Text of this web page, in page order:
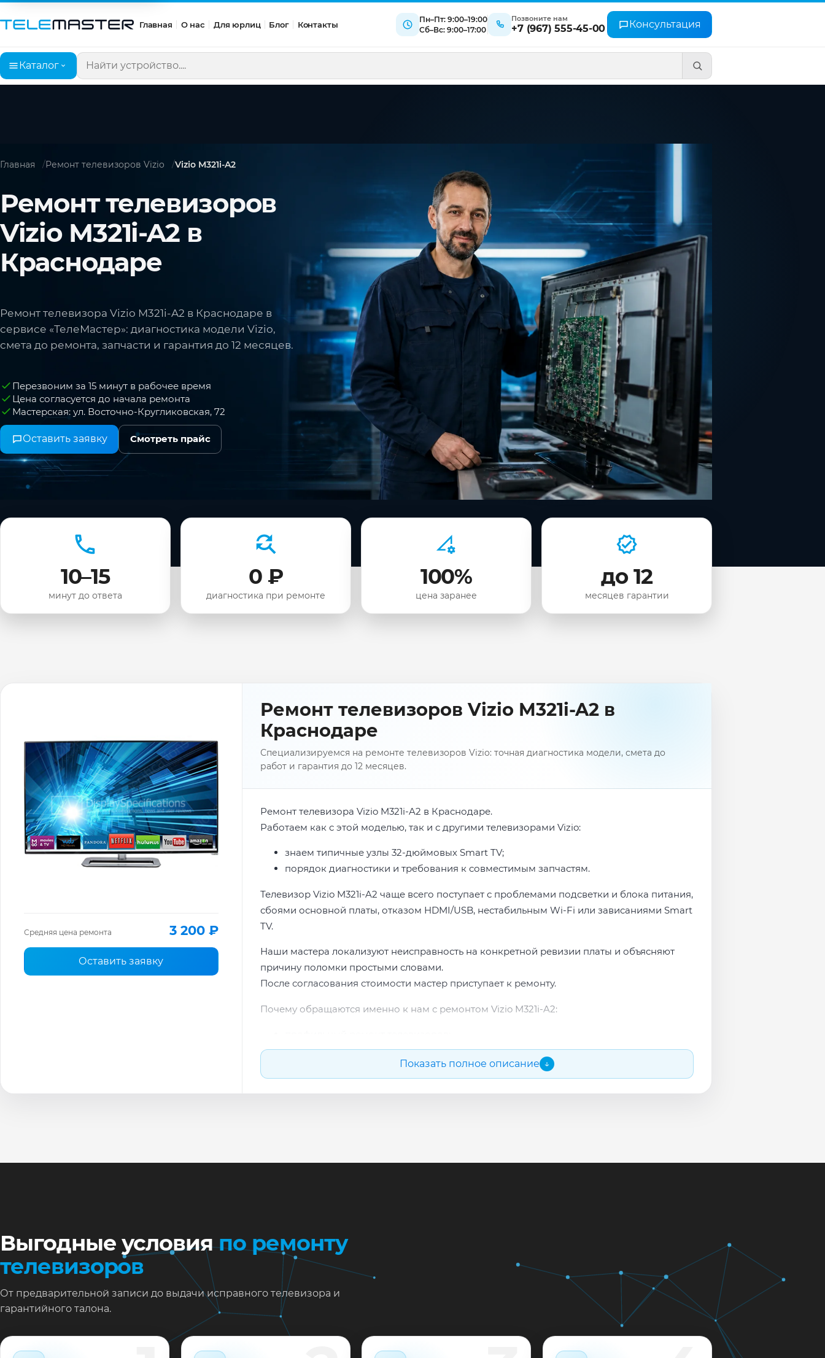
Главная О нас Для юрлиц Блог Контакты
Пн–Пт: 9:00–19:00
Сб–Вс: 9:00–17:00
Позвоните нам
+7 (967) 555-45-00 Консультация
Каталог
Поиск по сайту
Главная Ремонт телевизоров Vizio Vizio M321i-A2
Ремонт телевизоров
Vizio M321i-A2 в
Краснодаре
Ремонт телевизора Vizio M321i-A2 в Краснодаре в
сервисе «ТелеМастер»: диагностика модели Vizio,
смета до ремонта, запчасти и гарантия до 12 месяцев.
Перезвоним за 15 минут в рабочее время
Цена согласуется до начала ремонта
Мастерская: ул. Восточно-Кругликовская, 72
Оставить заявку Смотреть прайс
10–15
минут до ответа
0 ₽
диагностика при ремонте
100%
цена заранее
до 12
месяцев гарантии
Средняя цена ремонта 3 200 ₽
Оставить заявку
Ремонт телевизоров Vizio M321i-A2 в
Краснодаре
Специализируемся на ремонте телевизоров Vizio: точная диагностика модели, смета до
работ и гарантия до 12 месяцев.
Ремонт телевизора Vizio M321i-A2 в Краснодаре.
Работаем как с этой моделью, так и с другими телевизорами Vizio:
знаем типичные узлы 32-дюймовых Smart TV;
порядок диагностики и требования к совместимым запчастям.
Телевизор Vizio M321i-A2 чаще всего поступает с проблемами подсветки и блока питания,
сбоями основной платы, отказом HDMI/USB, нестабильным Wi-Fi или зависаниями Smart
TV.
Наши мастера локализуют неисправность на конкретной ревизии платы и объясняют
причину поломки простыми словами.
После согласования стоимости мастер приступает к ремонту.
Почему обращаются именно к нам с ремонтом Vizio M321i-A2:
опыт по бренду Vizio;
прозрачная смета до начала работ;
подбор проверенных комплектующих.
Оставьте заявку или позвоните: укажите симптомы — подскажем ориентир по сроку и
Показать полное описание ↓
Выгодные условияпо ремонту
телевизоров
От предварительной записи до выдачи исправного телевизора и
гарантийного талона.